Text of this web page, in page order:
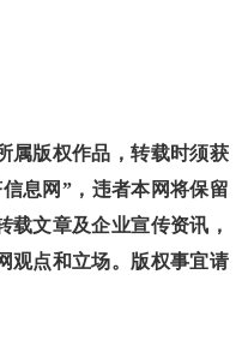
版权作品，转载时须获
息网”，违者本网将保留
载文章及企业宣传资讯，
观点和立场。版权事宜请